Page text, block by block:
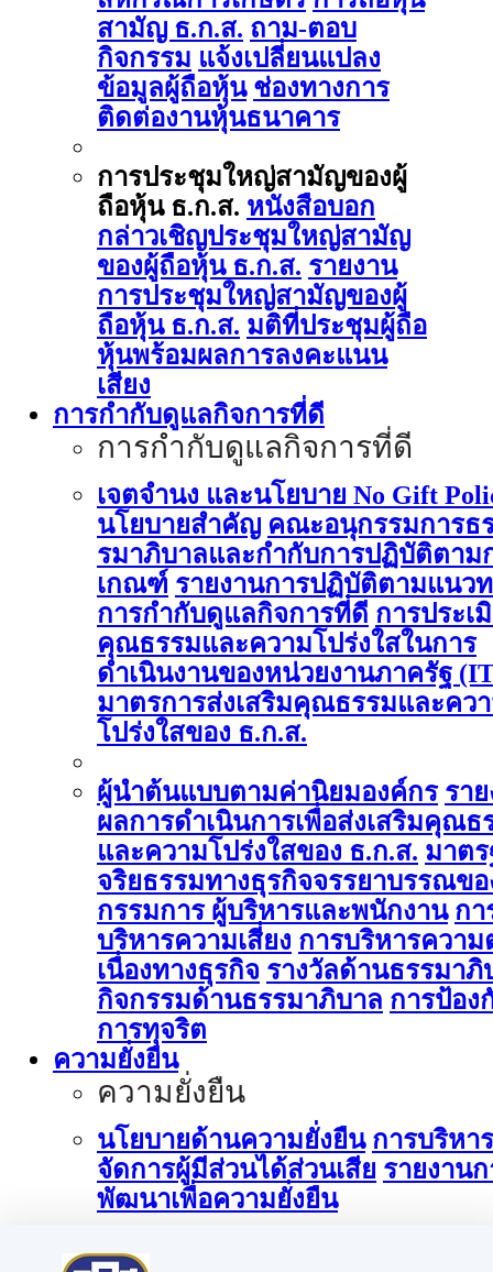
สามัญ ธ.ก.ส. ถาม-ตอบ
กิจกรรม แจ้งเปลี่ยนแปลง
ข้อมูลผู้ถือหุ้น ช่องทางการ
ติดต่องานหุ้นธนาคาร
การประชุมใหญ่สามัญของผู้
ถือหุ้น ธ.ก.ส. หนังสือบอก
กล่าวเชิญประชุมใหญ่สามัญ
ของผู้ถือหุ้น ธ.ก.ส. รายงาน
การประชุมใหญ่สามัญของผู้
ถือหุ้น ธ.ก.ส. มติที่ประชุมผู้ถือ
หุ้นพร้อมผลการลงคะแนน
เสียง
การกำกับดูแลกิจการที่ดี
การกำกับดูแลกิจการที่ดี
เจตจำนง และนโยบาย No Gift
นโยบายสำคัญ คณะอนุกรรมการธ
รมาภิบาลและกำกับการปฏิบัติตาม
เกณฑ์ รายงานการปฏิบัติตามแนว
การกำกับดูแลกิจการที่ดี การประเ
คุณธรรมและความโปร่งใสในการ
ดำเนินงานของหน่วยงานภาครัฐ
มาตรการส่งเสริมคุณธรรมและคว
โปร่งใสของ ธ.ก.ส.
ผู้นำต้นแบบตามค่านิยมองค์กร รา
ผลการดำเนินการเพื่อส่งเสริมคุณธ
และความโปร่งใสของ ธ.ก.ส. มาต
จริยธรรมทางธุรกิจจรรยาบรรณขอ
กรรมการ ผู้บริหารและพนักงาน กา
บริหารความเสี่ยง การบริหารความ
เนื่องทางธุรกิจ รางวัลด้านธรรมาภิ
กิจกรรมด้านธรรมาภิบาล การป้อง
การทุจริต
ความยั่งยืน
ความยั่งยืน
นโยบายด้านความยั่งยืน การบริหาร
จัดการผู้มีส่วนได้ส่วนเสีย รายงานก
พัฒนาเพื่อความยั่งยืน
การบริหารจัดการด้านนวัตกรรม